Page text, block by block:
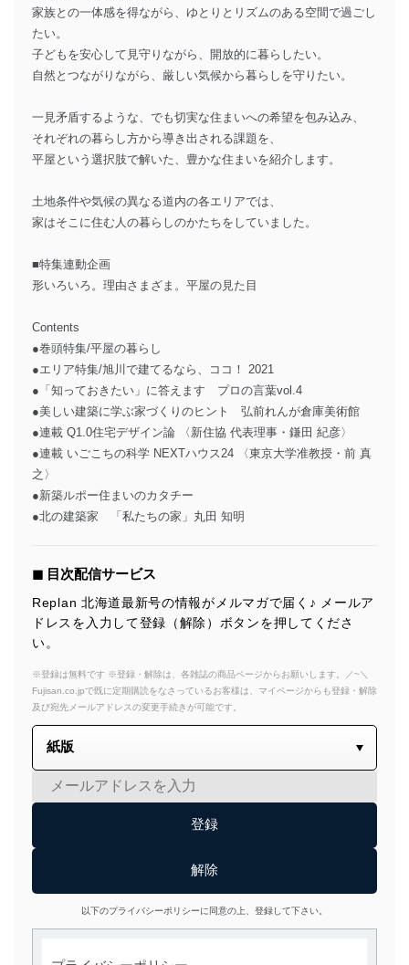
家族との一体感を得ながら、ゆとりとリズムのある空間で過ごし
たい。
子どもを安心して見守りながら、開放的に暮らしたい。
自然とつながりながら、厳しい気候から暮らしを守りたい。
一見矛盾するような、でも切実な住まいへの希望を包み込み、
それぞれの暮らし方から導き出される課題を、
平屋という選択肢で解いた、豊かな住まいを紹介します。
土地条件や気候の異なる道内の各エリアでは、
家はそこに住む人の暮らしのかたちをしていました。
■特集連動企画
形いろいろ。理由さまざま。平屋の見た目
Contents
●巻頭特集/平屋の暮らし
●エリア特集/旭川で建てるなら、ココ！ 2021
●「知っておきたい」に答えます プロの言葉vol.4
●美しい建築に学ぶ家づくりのヒント 弘前れんが倉庫美術館
●連載 Q1.0住宅デザイン論 〈新住協 代表理事・鎌田 紀彦〉
●連載 いごこちの科学 NEXTハウス24 〈東京大学准教授・前 真
之〉
●新築ルポー住まいのカタチー
●北の建築家 「私たちの家」丸田 知明
◼︎ 目次配信サービス
Replan 北海道最新号の情報がメルマガで届く♪ メールア
ドレスを入力して登録（解除）ボタンを押してくださ
い。
※登録は無料です ※登録・解除は、各雑誌の商品ページからお願いします。／~＼
Fujisan.co.jpで既に定期購読をなさっているお客様は、マイページからも登録・解除
及び宛先メールアドレスの変更手続きが可能です。
以下のプライバシーポリシーに同意の上、登録して下さい。